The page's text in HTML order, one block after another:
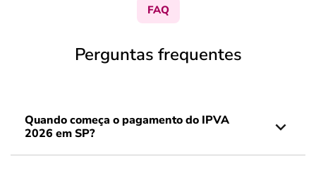
FAQ
Perguntas frequentes
Quando começa o pagamento do IPVA
2026 em SP?